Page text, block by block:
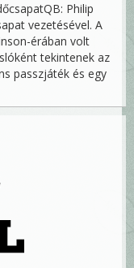
Philip
vezetésével. A
érában volt
tekintenek az
passzjáték és egy